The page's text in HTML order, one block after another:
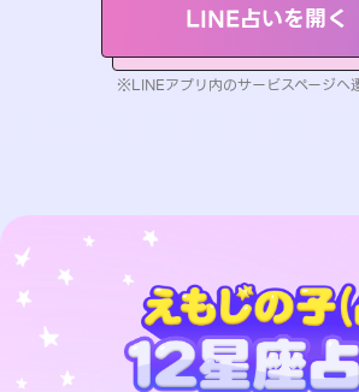
LINE占いを開く
※LINEアプリ内のサービスページへ